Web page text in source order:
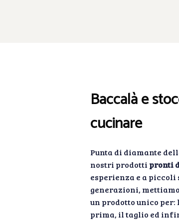
Baccalà e
cucinare
Punta di diamante
nostri prodotti pronti
esperienza e a piccoli
generazioni,
un prodotto unico
prima, il taglio ed